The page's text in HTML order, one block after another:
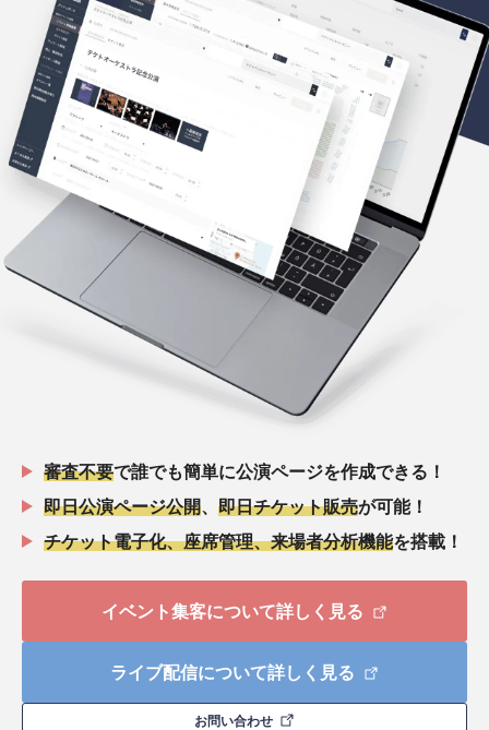
審査不要で誰でも簡単に公演ページを作成できる！
即日公演ページ公開
即日チケット販売が可能！
チケット電子化、座席管理、来場者分析機能を搭載！
イベント集客について詳しく見る
ライブ配信について詳しく見る
お問い合わせ